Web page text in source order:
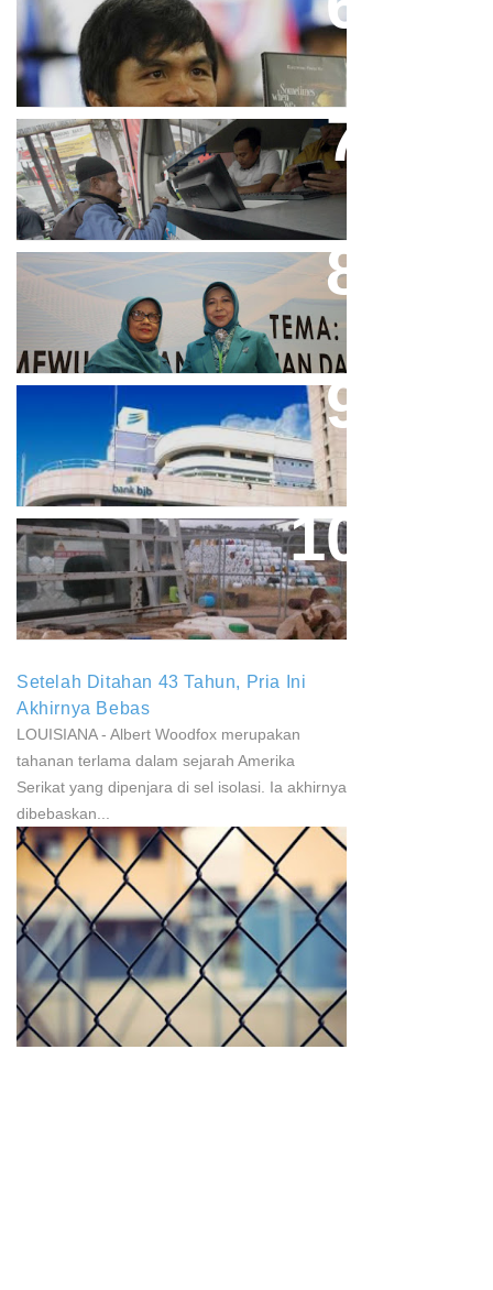
Dicibir Di Medsos, Manny
Pacquiao Tegaskan Pendirian
Tolak LGBT
Bjb T Samsat Manjakan Nasabah
Dalam Bayar Pajak Kendaraan
Perpres No.99/2017 Bisa Jadi
Acuan Semangat Pengabdian
Aher Minta Pemerintah Pusat
Masukan Kembali BJB Sebagai
Penyalur KUR
Paparan Pestisida Sebabkan
Parkinson Dan Kanker
Setelah Ditahan 43 Tahun, Pria Ini
Akhirnya Bebas
LOUISIANA - Albert Woodfox merupakan
tahanan terlama dalam sejarah Amerika
Serikat yang dipenjara di sel isolasi. Ia akhirnya
dibebaskan...